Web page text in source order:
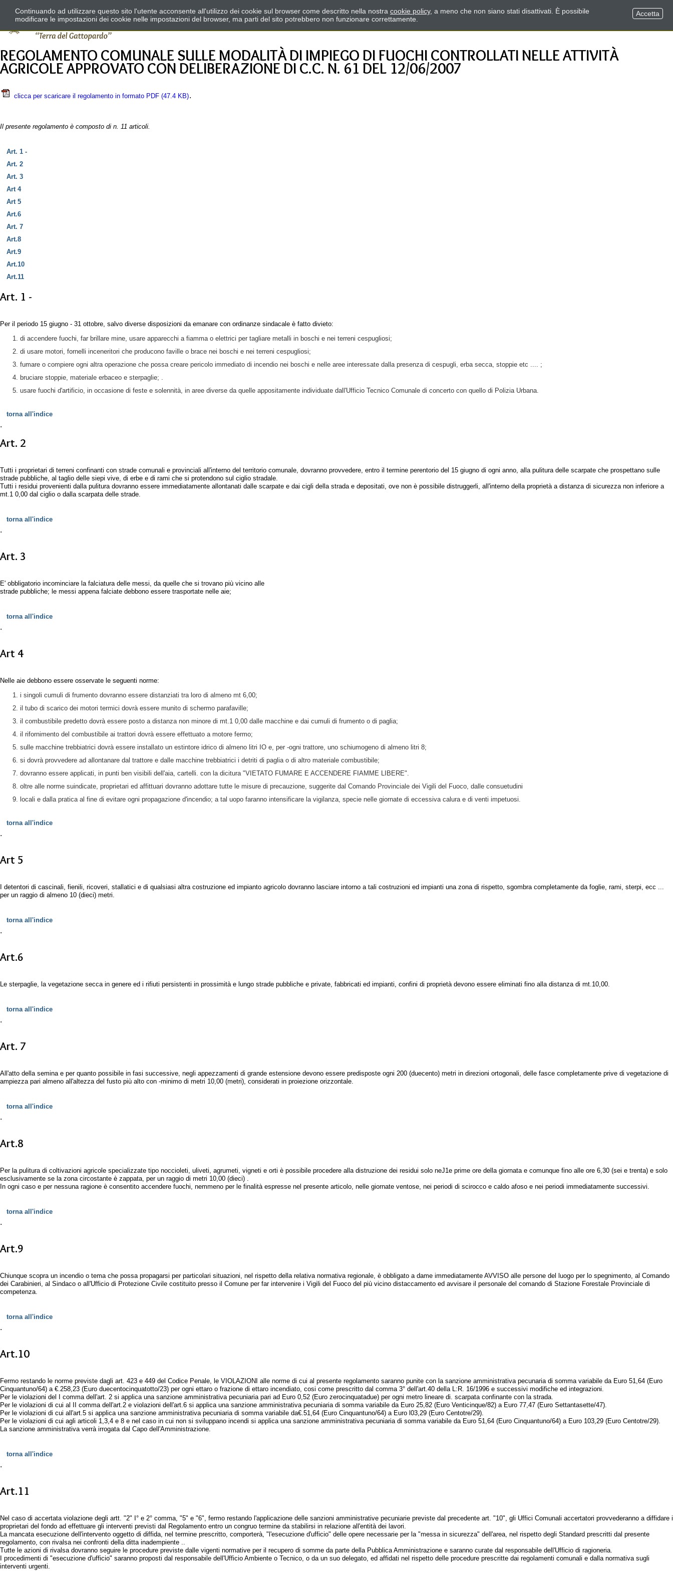
REGOLAMENTO COMUNALE SULLE MODALITÀ DI IMPIEGO DI FUOCHI CONTROLLATI NELLE ATTIVITÀ
AGRICOLE APPROVATO CON DELIBERAZIONE DI C.C. N. 61 DEL 12/06/2007
clicca per scaricare il regolamento in formato PDF (47.4 KB).
Il presente regolamento è composto di n. 11 articoli.
Art. 1 -
Art. 2
Art. 3
Art 4
Art 5
Art.6
Art. 7
Art.8
Art.9
Art.10
Art.11
Art. 1 -
Per il periodo 15 giugno - 31 ottobre, salvo diverse disposizioni da emanare con ordinanze sindacale è fatto divieto:
di accendere fuochi, far brillare mine, usare apparecchi a fiamma o elettrici per tagliare metalli in boschi e nei terreni cespugliosi;
di usare motori, fornelli inceneritori che producono faville o brace nei boschi e nei terreni cespugliosi;
fumare o compiere ogni altra operazione che possa creare pericolo immediato di incendio nei boschi e nelle aree interessate dalla presenza di cespugli, erba secca, stoppie etc .... ;
bruciare stoppie, materiale erbaceo e sterpaglie; .
usare fuochi d'artificio, in occasione di feste e solennità, in aree diverse da quelle appositamente individuate dall'Ufficio Tecnico Comunale di concerto con quello di Polizia Urbana.
torna all'indice
.
Art. 2
Tutti i proprietari di terreni confinanti con strade comunali e provinciali all'interno del territorio comunale, dovranno provvedere, entro il termine perentorio del 15 giugno di ogni anno, alla pulitura delle scarpate che prospettano sulle
strade pubbliche, al taglio delle siepi vive, di erbe e di rami che si protendono sul ciglio stradale.
Tutti i residui provenienti dalla pulitura dovranno essere immediatamente allontanati dalle scarpate e dai cigli della strada e depositati, ove non è possibile distruggerli, all'interno della proprietà a distanza di sicurezza non inferiore a
mt.1 0,00 dal ciglio o dalla scarpata delle strade.
torna all'indice
.
Art. 3
E' obbligatorio incominciare la falciatura delle messi, da quelle che si trovano più vicino alle
strade pubbliche; le messi appena falciate debbono essere trasportate nelle aie;
torna all'indice
.
Art 4
Nelle aie debbono essere osservate le seguenti norme:
i singoli cumuli di frumento dovranno essere distanziati tra loro di almeno mt 6,00;
il tubo di scarico dei motori termici dovrà essere munito di schermo parafaville;
il combustibile predetto dovrà essere posto a distanza non minore di mt.1 0,00 dalle macchine e dai cumuli di frumento o di paglia;
il rifornimento del combustibile ai trattori dovrà essere effettuato a motore fermo;
sulle macchine trebbiatrici dovrà essere installato un estintore idrico di almeno litri IO e, per -ogni trattore, uno schiumogeno di almeno litri 8;
si dovrà provvedere ad allontanare dal trattore e dalle macchine trebbiatrici i detriti di paglia o di altro materiale combustibile;
dovranno essere applicati, in punti ben visibili dell'aia, cartelli. con la dicitura "VIETATO FUMARE E ACCENDERE FIAMME LIBERE".
oltre alle norme suindicate, proprietari ed affittuari dovranno adottare tutte le misure di precauzione, suggerite dal Comando Provinciale dei Vigili del Fuoco, dalle consuetudini
locali e dalla pratica al fine di evitare ogni propagazione d'incendio; a tal uopo faranno intensificare la vigilanza, specie nelle giornate di eccessiva calura e di venti impetuosi.
torna all'indice
.
Art 5
I detentori di cascinali, fienili, ricoveri, stallatici e di qualsiasi altra costruzione ed impianto agricolo dovranno lasciare intorno a tali costruzioni ed impianti una zona di rispetto, sgombra completamente da foglie, rami, sterpi, ecc ...
per un raggio di almeno 10 (dieci) metri.
torna all'indice
.
Art.6
Le sterpaglie, la vegetazione secca in genere ed i rifiuti persistenti in prossimità e lungo strade pubbliche e private, fabbricati ed impianti, confini di proprietà devono essere eliminati fino alla distanza di mt.10,00.
torna all'indice
.
Art. 7
All'atto della semina e per quanto possibile in fasi successive, negli appezzamenti di grande estensione devono essere predisposte ogni 200 (duecento) metri in direzioni ortogonali, delle fasce completamente prive di vegetazione di
ampiezza pari almeno all'altezza del fusto più alto con -minimo di metri 10,00 (metri), considerati in proiezione orizzontale.
torna all'indice
.
Art.8
Per la pulitura di coltivazioni agricole specializzate tipo noccioleti, uliveti, agrumeti, vigneti e orti è possibile procedere alla distruzione dei residui solo neJ1e prime ore della giornata e comunque fino alle ore 6,30 (sei e trenta) e solo
esclusivamente se la zona circostante è zappata, per un raggio di metri 10,00 (dieci) .
In ogni caso e per nessuna ragione è consentito accendere fuochi, nemmeno per le finalità espresse nel presente articolo, nelle giornate ventose, nei periodi di scirocco e caldo afoso e nei periodi immediatamente successivi.
torna all'indice
.
Art.9
Chiunque scopra un incendio o tema che possa propagarsi per particolari situazioni, nel rispetto della relativa normativa regionale, è obbligato a dame immediatamente AVVISO alle persone del luogo per lo spegnimento, al Comando
dei Carabinieri, al Sindaco o all'Ufficio di Protezione Civile costituito presso il Comune per far intervenire i Vigili del Fuoco del più vicino distaccamento ed avvisare il personale del comando di Stazione Forestale Provinciale di
competenza.
torna all'indice
.
Art.10
Fermo restando le norme previste dagli art. 423 e 449 del Codice Penale, le VIOLAZIONI alle norme di cui al presente regolamento saranno punite con la sanzione amministrativa pecunaria di somma variabile da Euro 51,64 (Euro
Cinquantuno/64) a €.258,23 (Euro duecentocinquatotto/23) per ogni ettaro o frazione di ettaro incendiato, cosi come prescritto dal comma 3° dell'art.40 della L:R. 16/1996 e successivi modifiche ed integrazioni.
Per le violazioni del I comma dell'art. 2 si applica una sanzione amministrativa pecuniaria pari ad Euro 0,52 (Euro zerocinquatadue) per ogni metro lineare di. scarpata confinante con la strada.
Per le violazioni di cui al II comma dell'art.2 e violazioni dell'art.6 si applica una sanzione amministrativa pecuniaria di somma variabile da Euro 25,82 (Euro Venticinque/82) a Euro 77,47 (Euro Settantasette/47).
Per le violazioni di cui all'art.5 si applica una sanzione amministrativa pecuniaria di somma variabile da€.51,64 (Euro Cinquantuno/64) a Euro l03,29 (Euro Centotre/29).
Per le violazioni di cui agli articoli 1,3,4 e 8 e nel caso in cui non si sviluppano incendi si applica una sanzione amministrativa pecuniaria di somma variabile da Euro 51,64 (Euro Cinquantuno/64) a Euro 103,29 (Euro Centotre/29).
La sanzione amministrativa verrà irrogata dal Capo dell'Amministrazione.
torna all'indice
.
Art.11
Nel caso di accertata violazione degli artt. "2" I° e 2° comma, "5" e "6", fermo restando l'applicazione delle sanzioni amministrative pecuniarie previste dal precedente art. "10", gli Uffici Comunali accertatori provvederanno a diffidare i
proprietari del fondo ad effettuare gli interventi previsti dal Regolamento entro un congruo termine da stabilirsi in relazione all'entità dei lavori.
La mancata esecuzione dell'intervento oggetto di diffida, nel termine prescritto, comporterà, "l'esecuzione d'ufficio" delle opere necessarie per la "messa in sicurezza" dell'area, nel rispetto degli Standard prescritti dal presente
regolamento, con rivalsa nei confronti della ditta inadempiente ..
Tutte le azioni di rivalsa dovranno seguire le procedure previste dalle vigenti normative per il recupero di somme da parte della Pubblica Amministrazione e saranno curate dal responsabile dell'Ufficio di ragioneria.
I procedimenti di "esecuzione d'ufficio" saranno proposti dal responsabile dell'Ufficio Ambiente o Tecnico, o da un suo delegato, ed affidati nel rispetto delle procedure prescritte dai regolamenti comunali e dalla normativa sugli
interventi urgenti.
Continuando ad utilizzare questo sito l'utente acconsente all'utilizzo dei cookie sul browser come descritto nella nostra cookie policy, a meno che non siano stati disattivati. È possibile
modificare le impostazioni dei cookie nelle impostazioni del browser, ma parti del sito potrebbero non funzionare correttamente.
Accetta